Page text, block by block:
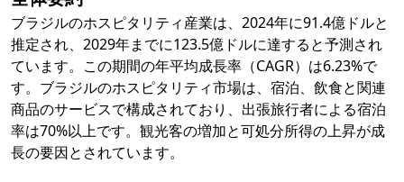
ブラジルのホスピタリティ産業は、2024年に91.4億ドルと
推定され、2029年までに123.5億ドルに達すると予測され
ています。この期間の年平均成長率（CAGR）は6.23%で
す。ブラジルのホスピタリティ市場は、宿泊、飲食と関連
商品のサービスで構成されており、出張旅行者による宿泊
率は70%以上です。観光客の増加と可処分所得の上昇が成
長の要因とされています。